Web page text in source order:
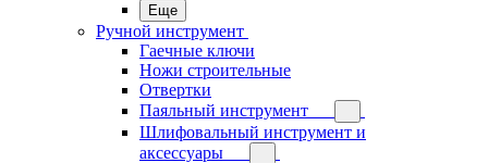
Еще
Ручной инструмент
Гаечные ключи
Ножи строительные
Отвертки
Паяльный инструмент
Шлифовальный инструмент и
аксессуары